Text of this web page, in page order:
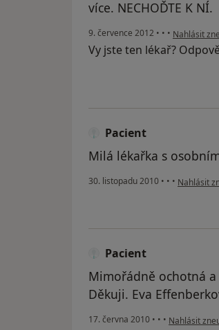
více. NECHOĎTE K NÍ.
9. července 2012 • • • podle
Nahlásit
Vy jste ten lékař?
Pacient
Milá lékařka s
30. listopadu 2010 • • • podle
Nahlásit
Pacient
Mimořádně ochotná
Děkuji. Eva
17. června 2010 • • • podle názoru
Nahlásit